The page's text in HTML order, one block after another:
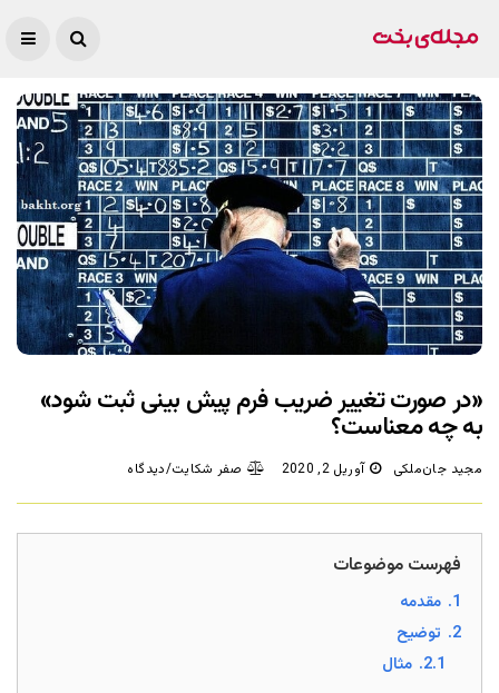
«در صورت تغییر ضریب فرم پیش بینی ثبت شود»
به چه معناست؟
مجید جان‌ملکی آوریل 2, 2020 صفر شکایت/دیدگاه
فهرست موضوعات
1. مقدمه
2. توضیح
2.1. مثال